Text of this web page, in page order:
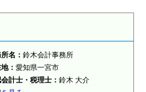
名： 鈴木会計事務所
： 愛知県一宮市
計士・税理士： 鈴木 大介